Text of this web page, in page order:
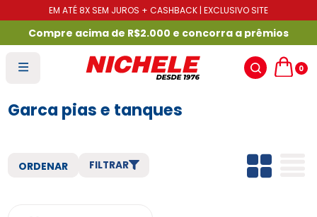
EM ATÉ 8X SEM JUROS + CASHBACK | EXCLUSIVO SITE
Compre acima de R$2.000 e concorra a prêmios
0
Garca pias e tanques
FILTRAR